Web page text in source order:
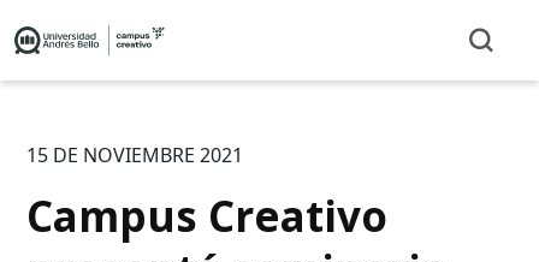
15 DE NOVIEMBRE 2021
Campus Creativo